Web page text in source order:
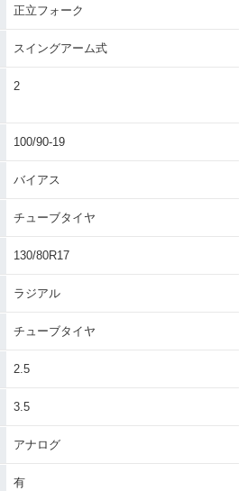
正立フォーク
スイングアーム式
2
100/90-19
バイアス
チューブタイヤ
130/80R17
ラジアル
チューブタイヤ
2.5
3.5
アナログ
有